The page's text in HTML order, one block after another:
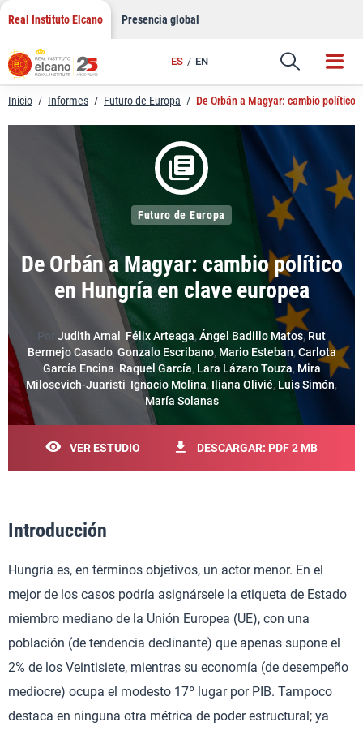
Saltar
contenido
Real Instituto Elcano Presencia global
ES EN
Enlace
Inicio / Informes / Futuro de Europa / De Orbán a Magyar: cambio político
De Orbán a Magyar: cambio político
en Hungría en clave europea
Futuro de Europa
Por Judith Arnal Félix Arteaga, Ángel Badillo Matos, Rut
Bermejo Casado, Gonzalo Escribano, Mario Esteban, Carlota
García Encina Raquel García, Lara Lázaro Touza, Mira
Milosevich-Juaristi Ignacio Molina, Iliana Olivié, Luis Simón,
María Solanas
VER ESTUDIO DESCARGAR: PDF 2 MB
Introducción
Hungría es, en términos objetivos, un actor menor. En el
mejor de los casos podría asignársele la etiqueta de Estado
miembro mediano de la Unión Europea (UE), con una
población (de tendencia declinante) que apenas supone el
2% de los Veintisiete, mientras su economía (de desempeño
mediocre) ocupa el modesto 17º lugar por PIB. Tampoco
destaca en ninguna otra métrica de poder estructural; ya